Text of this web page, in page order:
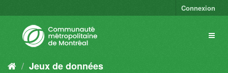
Connexion
Jeux de données